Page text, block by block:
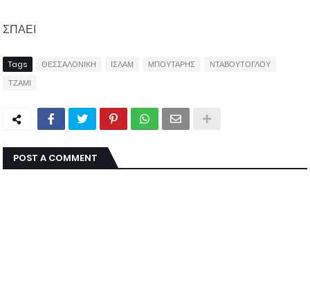
ΣΠΑΕΙ
Tags ΘΕΣΣΑΛΟΝΙΚΗ ΙΣΛΑΜ ΜΠΟΥΤΑΡΗΣ
ΝΤΑΒΟΥΤΟΓΛΟΥ
ΤΖΑΜΙ
POST A COMMENT